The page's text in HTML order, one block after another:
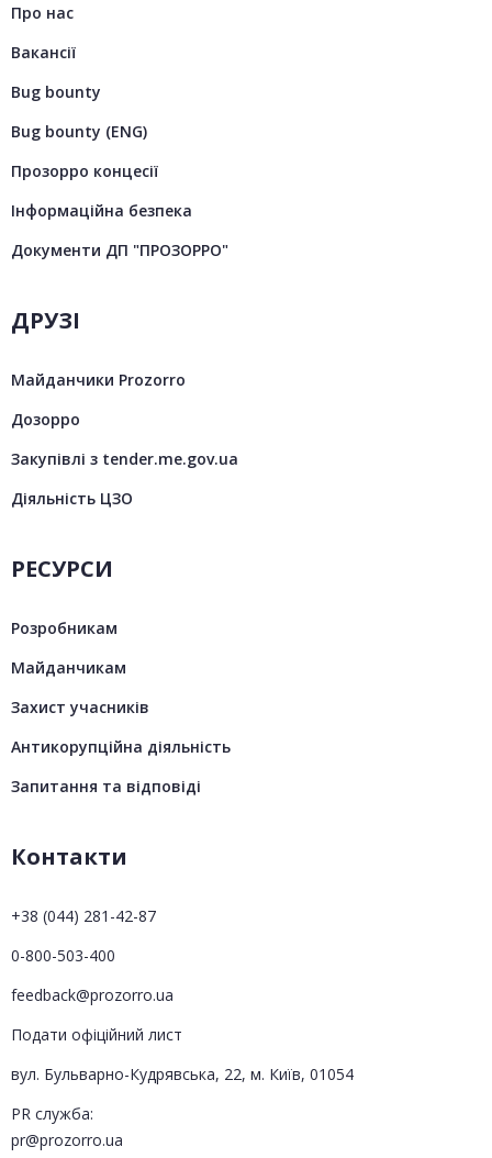
Про нас
Вакансії
Bug bounty
Bug bounty (ENG)
Прозорро концесії
Інформаційна безпека
Документи ДП "ПРОЗОРРО"
ДРУЗІ
Майданчики Prozorro
Дозорро
Закупівлі з tender.me.gov.ua
Діяльність ЦЗО
РЕСУРСИ
Розробникам
Майданчикам
Захист учасників
Антикорупційна діяльність
Запитання та відповіді
Контакти
+38 (044) 281-42-87
0-800-503-400
feedback@prozorro.ua
Подати офіційний лист
вул. Бульварно-Кудрявська, 22, м. Київ, 01054
PR служба:
pr@prozorro.ua